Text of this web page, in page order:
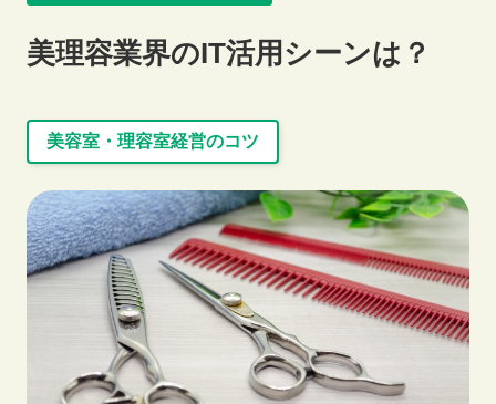
初めての方へ
美理容業界のIT活用シーンは？
美容室・理容室経営のコツ